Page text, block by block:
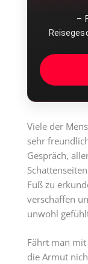
–
Viele der
sehr
Gespräch,
Fuß zu
verschaffen
unwohl
Fährt man
die Armut